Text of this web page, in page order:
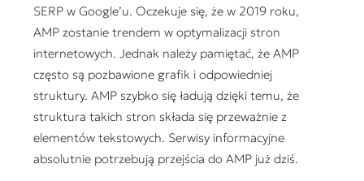
SERP w Google’u. Oczekuje się, że w 2019 roku,
AMP zostanie trendem w optymalizacji stron
internetowych. Jednak należy pamiętać, że AMP
często są pozbawione grafik i odpowiedniej
struktury. AMP szybko się ładują dzięki temu, że
struktura takich stron składa się przeważnie z
elementów tekstowych. Serwisy informacyjne
absolutnie potrzebują przejścia do AMP już dziś.